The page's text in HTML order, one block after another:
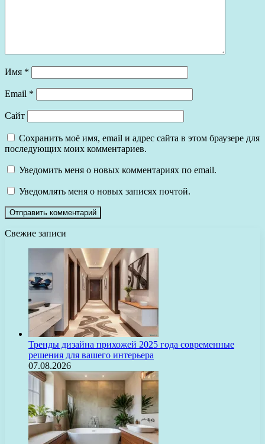
Имя *
Email *
Сайт
Сохранить моё имя, email и адрес сайта в этом браузере для
последующих моих комментариев.
Уведомить меня о новых комментариях по email.
Уведомлять меня о новых записях почтой.
Свежие записи
Тренды дизайна прихожей 2025 года современные
решения для вашего интерьера
07.08.2026